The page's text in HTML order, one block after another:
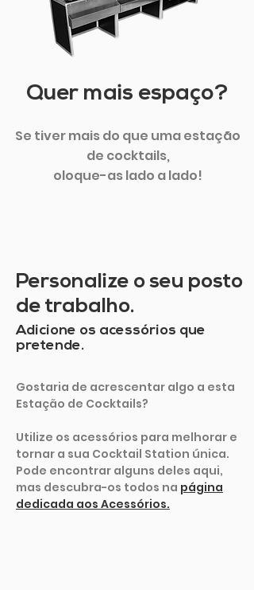
Quer mais espaço?
Se tiver mais do que uma estação
de cocktails,
oloque-as lado a lado!
Personalize o seu posto
de trabalho.
Adicione os acessórios que
pretende.
Gostaria de acrescentar algo a esta
Estação de Cocktails?
Utilize os acessórios para melhorar e
tornar a sua Cocktail Station única.
Pode encontrar alguns deles aqui,
mas descubra-os todos na página
dedicada aos Acessórios.